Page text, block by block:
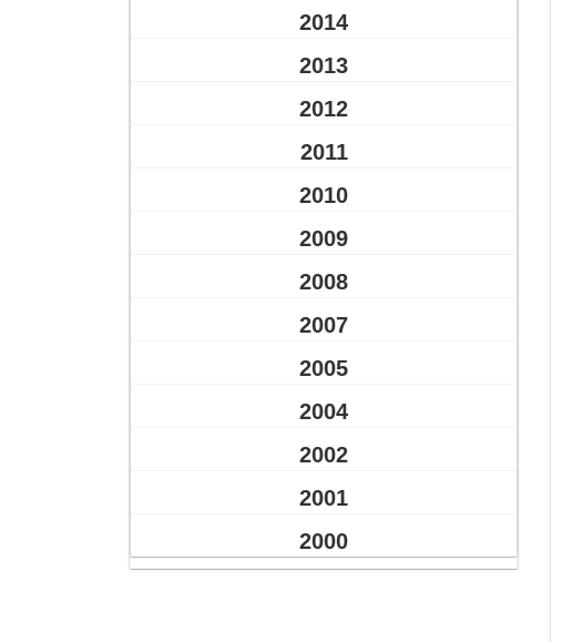
2014
2013
2012
2011
2010
2009
2008
2007
2005
2004
2002
2001
2000